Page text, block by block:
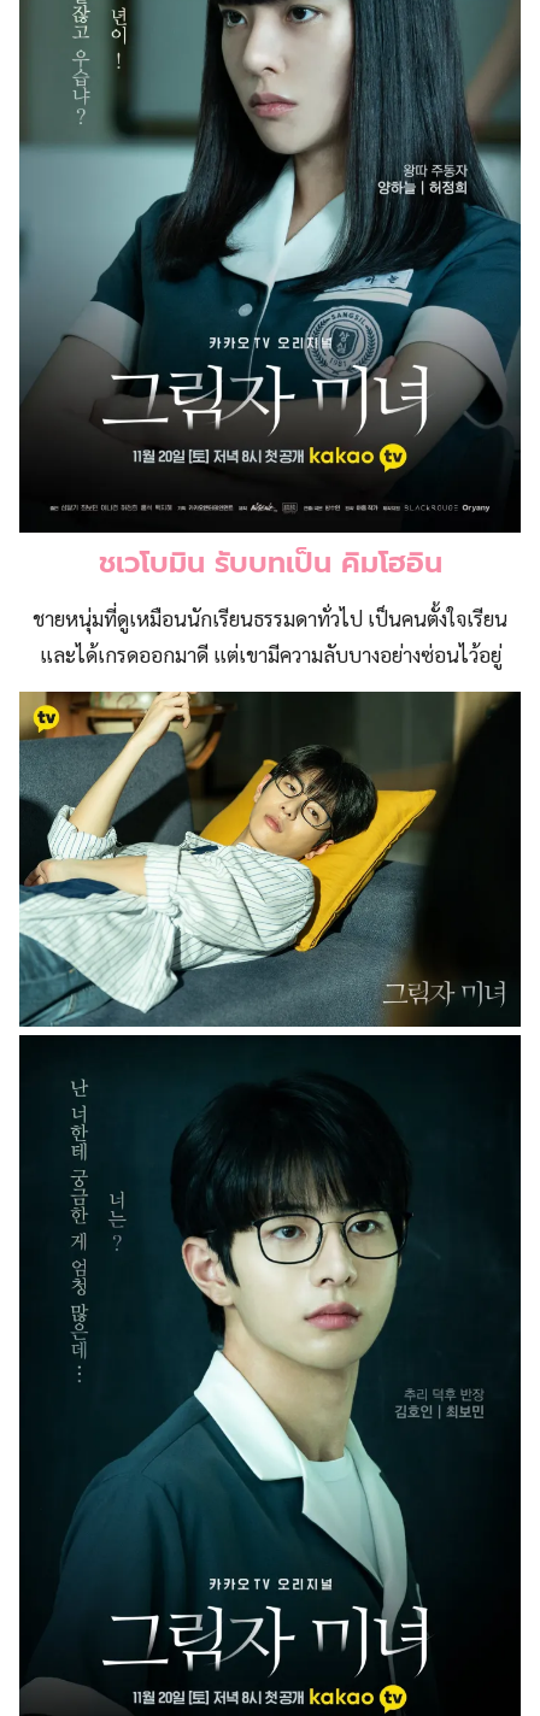
ชเวโบมิน รับบทเป็น คิมโฮอิน
ชายหนุ่มที่ดูเหมือนนักเรียนธรรมดาทั่วไป เป็นคนตั้งใจเรียน
และได้เกรดออกมาดี แต่เขามีความลับบางอย่างซ่อนไว้อยู่